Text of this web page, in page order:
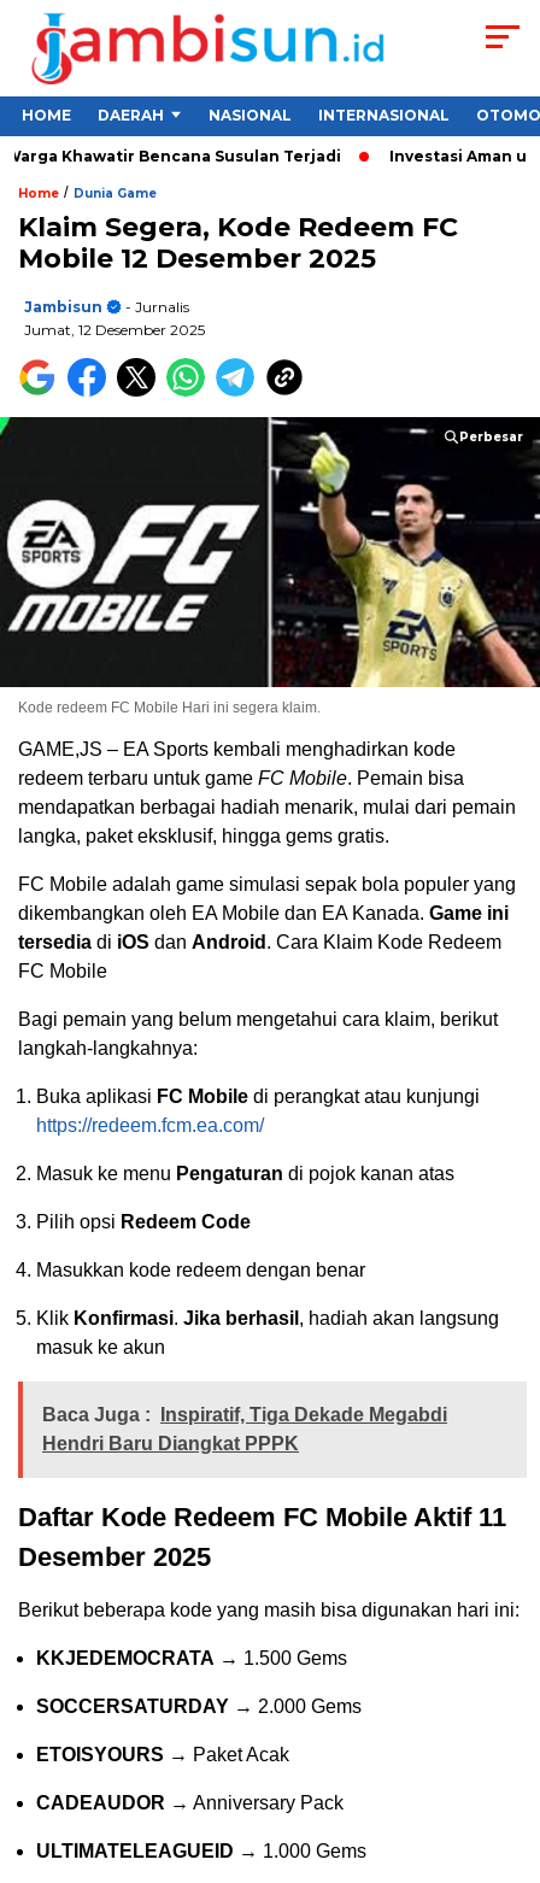
HOME DAERAH NASIONAL INTERNASIONAL
Khawatir Bencana Susulan Terjadi Investasi Aman untuk
Home / Dunia Game
Klaim Segera, Kode Redeem FC
Mobile 12 Desember 2025
Jambisun
- Jurnalis
Jumat, 12 Desember 2025
Perbesar
Perbesar
Kode redeem FC Mobile Hari ini segera klaim.
GAME,JS – EA Sports kembali menghadirkan kode
redeem terbaru untuk game FC Mobile. Pemain bisa
mendapatkan berbagai hadiah menarik, mulai dari pemain
langka, paket eksklusif, hingga gems gratis.
FC Mobile adalah game simulasi sepak bola populer yang
dikembangkan oleh EA Mobile dan EA Kanada. Game ini
tersedia di iOS dan Android . Cara Klaim Kode Redeem
FC Mobile
Bagi pemain yang belum mengetahui cara klaim, berikut
langkah-langkahnya:
Buka aplikasi FC Mobile di perangkat atau kunjungi
https://redeem.fcm.ea.com/
Masuk ke menu Pengaturan di pojok kanan atas
Pilih opsi Redeem Code
Masukkan kode redeem dengan benar
Klik Konfirmasi. Jika berhasil , hadiah akan langsung
masuk ke akun
Baca Juga :
Inspiratif, Tiga Dekade Megabdi
Hendri Baru Diangkat PPPK
Daftar Kode Redeem FC Mobile Aktif 11
Desember 2025
Berikut beberapa kode yang masih bisa digunakan hari ini:
KKJEDEMOCRATA → 1.500 Gems
SOCCERSATURDAY → 2.000 Gems
ETOISYOURS → Paket Acak
CADEAUDOR → Anniversary Pack
ULTIMATELEAGUEID → 1.000 Gems